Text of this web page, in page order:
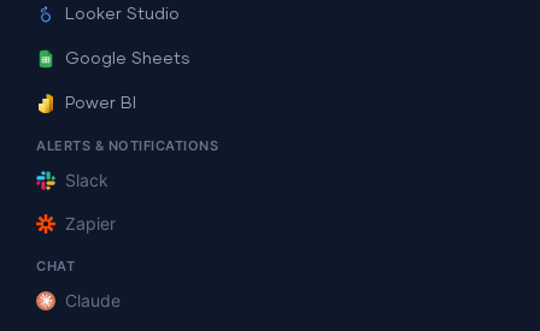
Looker Studio
Google Sheets
Power BI
ALERTS & NOTIFICATIONS
Slack
Zapier
CHAT
Claude